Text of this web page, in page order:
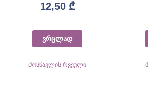
12,50 ₾
ვრცლად
მოსწავლის რვეული